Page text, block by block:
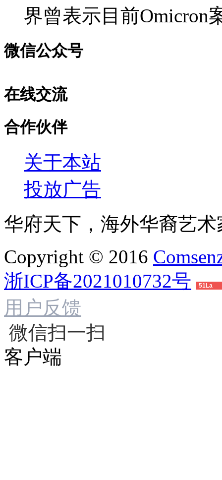
界曾表示目前Omicron
微信公众号
在线交流
合作伙伴
关于本站
投放广告
华府天下，海外华裔艺
Copyright © 2016
浙ICP备2021010732号
51La
用户反馈
微信扫一扫
客户端